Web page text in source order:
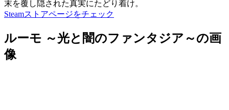
末を覆し隠された真実にたどり着け。
Steamストアページをチェック
ルーモ ～光と闇のファンタジア～の画
像